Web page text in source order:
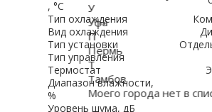
, °C
Тип охлаждения
Вид охлаждения
Тип установки
Тип управления
Термостат
Диапазон влажности,
%
Уровень шума, дБ
У
Уфа
П
Пермь
Т
Тамбов
Моего города нет в